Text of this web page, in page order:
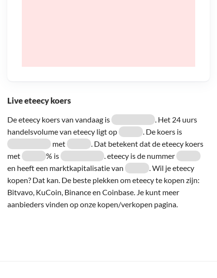
Live eteecy koers
De eteecy koers van vandaag is
. Het 24 uurs
handelsvolume van eteecy ligt op
. De koers is
met
. Dat betekent dat de eteecy koers
met
% is
. eteecy is de nummer
en heeft een marktkapitalisatie van
. Wil je eteecy
kopen? Dat kan. De beste plekken om eteecy te kopen zijn:
Bitvavo, KuCoin, Binance en Coinbase. Je kunt meer
aanbieders vinden op onze kopen/verkopen pagina.